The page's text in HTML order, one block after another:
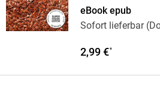
eBook epub
Sofort lieferbar
2,99 €*